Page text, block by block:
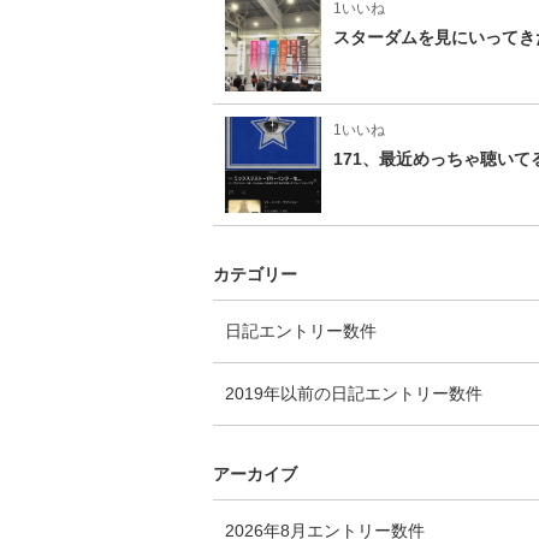
1いいね
スターダムを見にいってき
1いいね
171、最近めっちゃ聴いて
カテゴリー
日記エントリー数件
2019年以前の日記エントリー数件
アーカイブ
2026年8月 エントリー数件